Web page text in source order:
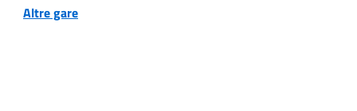
Altre gare